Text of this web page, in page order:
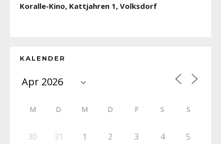
Koralle-Kino, Kattjahren 1, Volksdorf
KALENDER
M D M D F S S
30 31 1 2 3 4 5